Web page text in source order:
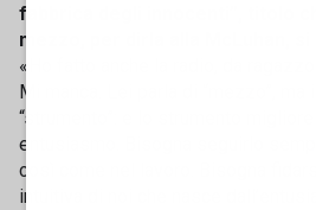
fabbrica degli innocenti”, titolo
mezzo, per dirla alla McLuhan, si
«Ho fatto anche la radio, da
Mi manca. Lei parla di “mezzo”, ma
“strumento”: e lo strumento migliore
entusiasmo. Bisogna seguirlo
così come nel lavoro. Bisogna
intuitiva di noi che nasce